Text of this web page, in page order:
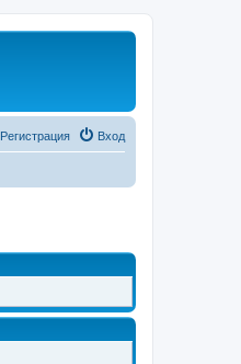
Вход
Регистрация